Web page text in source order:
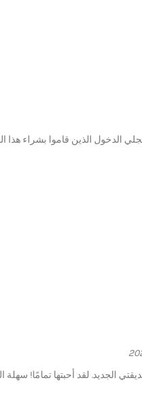
الجديد. لقد أحبتها تمامًا!
الدخول الذين قاموا بشراء هذا